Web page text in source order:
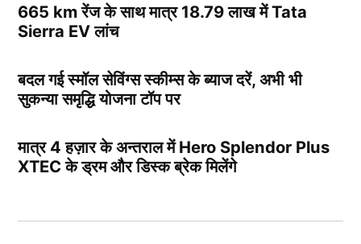
665 km रेंज के साथ मात्र 18.79 लाख में Tata
Sierra EV लांच
बदल गई स्मॉल सेविंग्स स्कीम्स के ब्याज दरें, अभी भी
सुकन्या समृद्धि योजना टॉप पर
मात्र 4 हज़ार के अन्तराल में Hero Splendor Plus
XTEC के ड्रम और डिस्क ब्रेक मिलेंगे